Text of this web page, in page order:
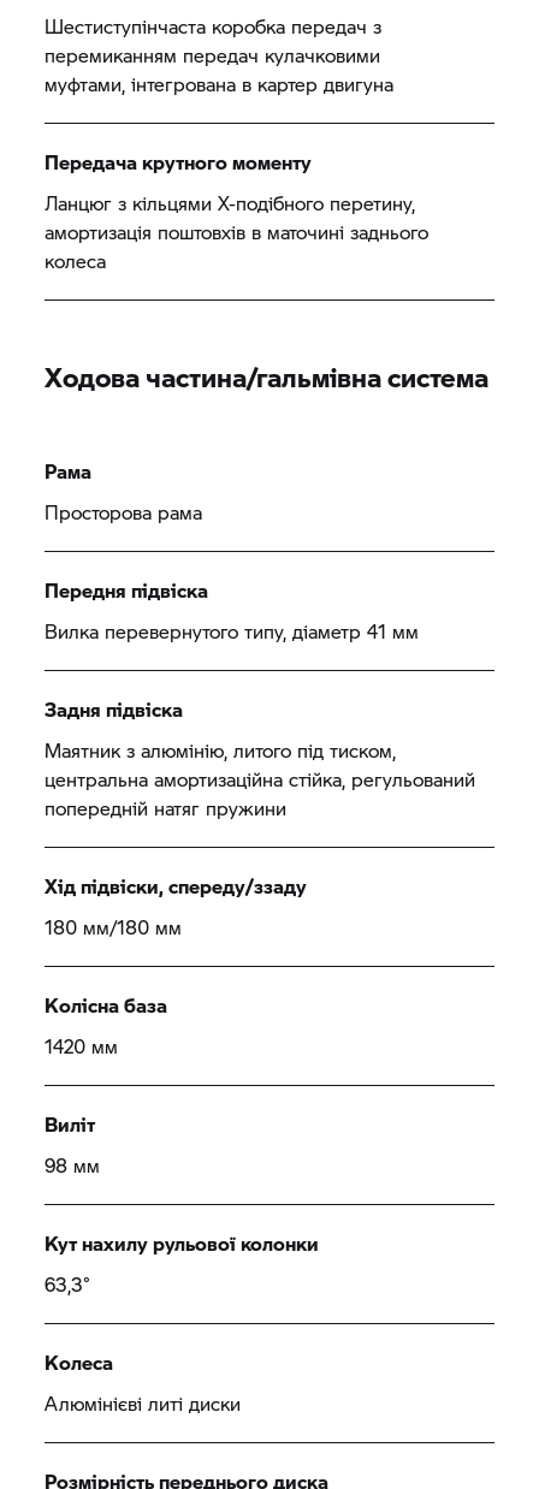
Шестиступінчаста коробка передач з
перемиканням передач кулачковими
муфтами, інтегрована в картер двигуна
Передача крутного моменту
Ланцюг з кільцями X-подібного перетину,
амортизація поштовхів в маточині заднього
колеса
Ходова частина/гальмівна система
Рама
Просторова рама
Передня підвіска
Вилка перевернутого типу, діаметр 41 мм
Задня підвіска
Маятник з алюмінію, литого під тиском,
центральна амортизаційна стійка, регульований
попередній натяг пружини
Хід підвіски, спереду/ззаду
180 мм/180 мм
Колісна база
1420 мм
Виліт
98 мм
Кут нахилу рульової колонки
63,3°
Колеса
Алюмінієві литі диски
Розмірність переднього диска